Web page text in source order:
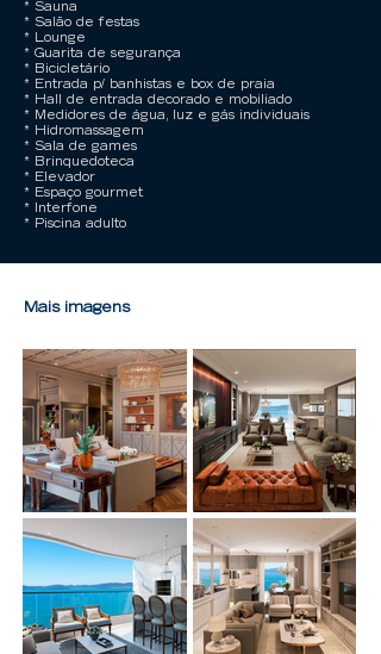
* Sauna
* Salão de festas
* Lounge
* Guarita de segurança
* Bicicletário
* Entrada p/ banhistas e box de praia
* Hall de entrada decorado e mobiliado
* Medidores de água, luz e gás individuais
* Hidromassagem
* Sala de games
* Brinquedoteca
* Elevador
* Espaço gourmet
* Interfone
* Piscina adulto
Mais imagens